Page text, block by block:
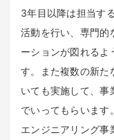
3年目以降は担当す
活動を行い、専門的
ーションが図れるよ
す。また複数の新た
いても実施して、事
でいってもらいます。
エンジニアリング事